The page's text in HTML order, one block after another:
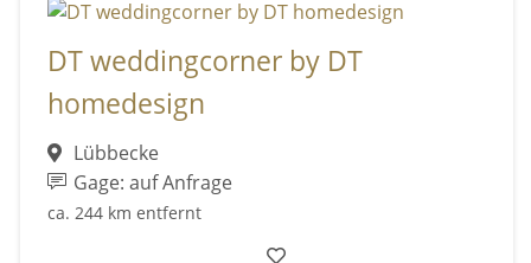
DT weddingcorner by DT
homedesign
Lübbecke
Gage: auf Anfrage
ca. 244 km entfernt